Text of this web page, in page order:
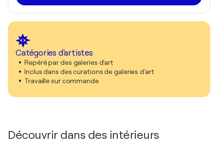
Catégories d'artistes
Repéré par des galeries d'art
Inclus dans des curations de galeries d'art
Travaille sur commande
Découvrir dans des intérieurs